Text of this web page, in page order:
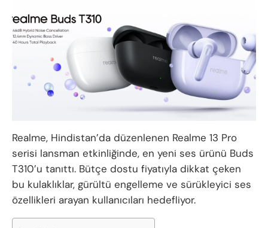
Realme, Hindistan’da düzenlenen Realme 13 Pro
serisi lansman etkinliğinde, en yeni ses ürünü Buds
T310’u tanıttı. Bütçe dostu fiyatıyla dikkat çeken
bu kulaklıklar, gürültü engelleme ve sürükleyici ses
özellikleri arayan kullanıcıları hedefliyor.